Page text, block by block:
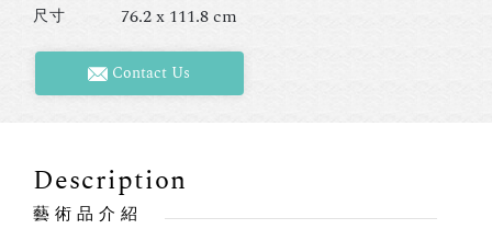
尺寸 76.2 x 111.8 cm
Contact Us
Description
藝術品介紹